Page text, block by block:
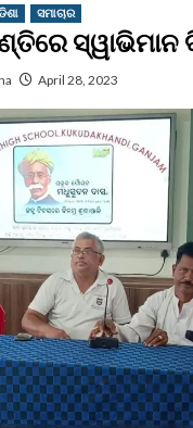
ସମାଚାର
ସ୍ୱାଭିମାନ
April 28, 2023